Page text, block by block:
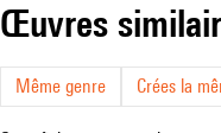
œuvres
Même genre Crées la